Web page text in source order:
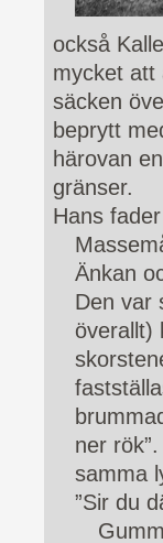
också
mycket att
säcken
beprytt
härovan
gränser.
Hans
Änkan
Den var
överallt)
ner
samma
”Sir du